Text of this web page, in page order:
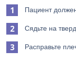
Пациент
Сядьте на
Расправьте